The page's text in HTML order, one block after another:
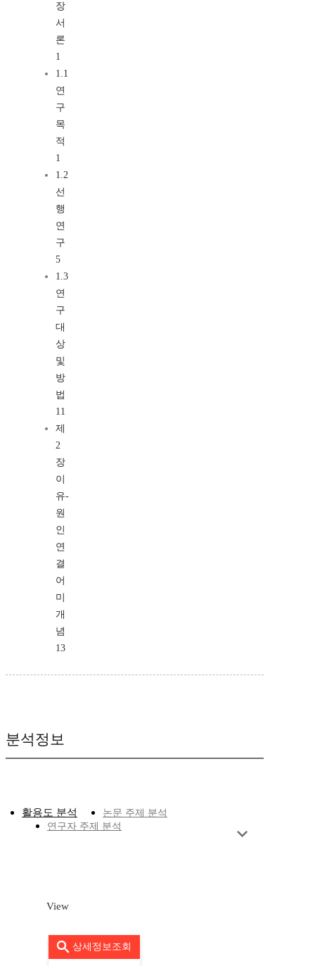
장
서
론
1
1.1
연
구
목
적
1
1.2
선
행
연
구
5
1.3
연
구
대
상
및
방
법
11
제
2
장
이
유-
원
인
연
결
어
미
개
념
13
분석정보
활용도 분석
논문 주제 분석
연구자 주제 분석
View
상세정보조회